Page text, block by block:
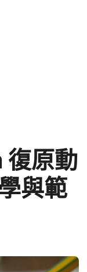
原動
與範